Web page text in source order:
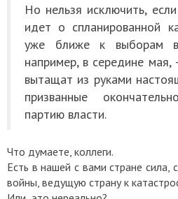
Но нельзя исключить,
идет о спланированной
уже ближе к выборам
например, в середине
вытащат из руками
призванные
партию власти.
Что думаете, коллеги.
Есть в нашей с вами стране сила,
войны, ведущую страну к